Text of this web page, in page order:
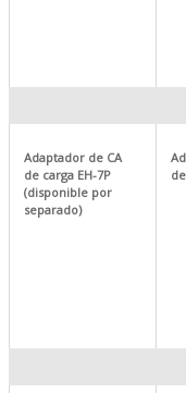
Adaptador de CA
de carga EH-7P
(disponible por
separado)